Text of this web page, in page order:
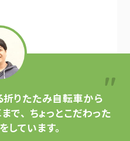
折りたたみ自転車から
で、 ちょっとこだわった
ています。